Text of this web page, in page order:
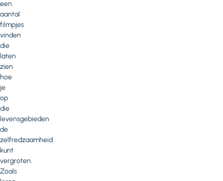
een
aantal
filmpjes
vinden
die
laten
zien
hoe
je
op
die
levensgebieden
de
zelfredzaamheid
kunt
vergroten.
Zoals